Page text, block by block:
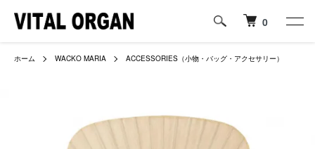
0
ホーム WACKO MARIA ACCESSORIES（小物・バッグ・アクセサリー）